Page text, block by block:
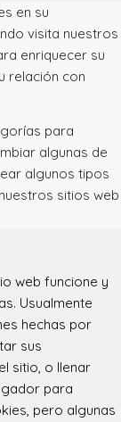
en su
visita nuestros
enriquecer su
relación con
para
algunas de
algunos tipos
sitios web
web funcione y
Usualmente
hechas por
sus
sitio, o llenar
para
pero algunas